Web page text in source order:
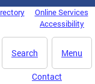
Online Services
Accessibility
Menu
Search
Contact